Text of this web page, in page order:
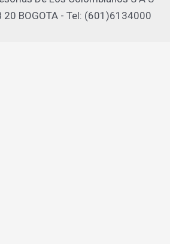
20 BOGOTA - Tel: (601)6134000